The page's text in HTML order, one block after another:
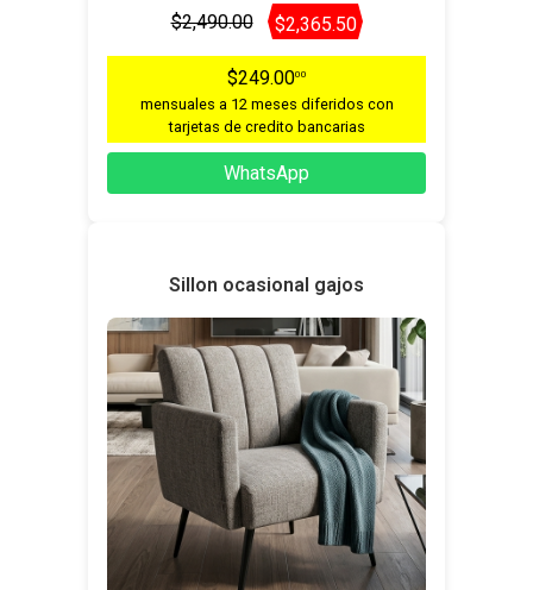
$2,490.00 $2,365.50
$249.0000
mensuales a 12 meses diferidos con
tarjetas de credito bancarias
WhatsApp
Sillon ocasional gajos